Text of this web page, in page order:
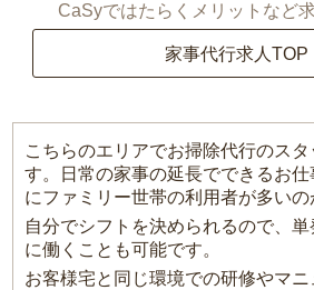
CaSyではたらくメリットなど
家事代行求人TOP
こちらのエリアでお掃除代行のス
す。日常の家事の延長でできるお
にファミリー世帯の利用者が多いの
自分でシフトを決められるので、
に働くことも可能です。
お客様宅と同じ環境での研修やマ